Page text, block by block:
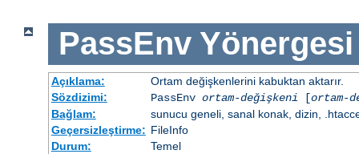
PassEnv Yönergesi
Açıklama:
Ortam değişkenlerini kabuktan aktarır.
Sözdizimi:
PassEnv ortam-değişkeni [ortam-
Bağlam:
sunucu geneli, sanal konak, dizin,
Geçersizleştirme: FileInfo
Durum:
Temel